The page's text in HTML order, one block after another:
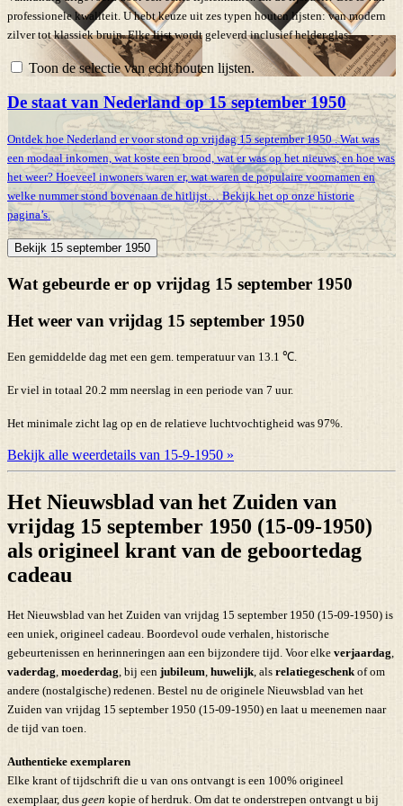
professionele kwaliteit. U hebt keuze uit zes typen houten lijsten: van modern
zilver tot klassiek bruin. Elke lijst wordt geleverd inclusief helder glas.
Toon de selectie van echt houten lijsten.
De staat van Nederland op 15 september 1950
Ontdek hoe Nederland er voor stond op vrijdag 15 september 1950 . Wat was
een modaal inkomen, wat koste een brood, wat er was op het nieuws, en hoe was
het weer? Hoeveel inwoners waren er, wat waren de populaire voornamen en
welke nummer stond bovenaan de hitlijst… Bekijk het op onze historie
pagina’s.
Bekijk 15 september 1950
Wat gebeurde er op vrijdag 15 september 1950
Het weer van vrijdag 15 september 1950
Een gemiddelde dag met een gem. temperatuur van 13.1 ℃.
Er viel in totaal 20.2 mm neerslag in een periode van 7 uur.
Het minimale zicht lag op en de relatieve luchtvochtigheid was 97%.
Bekijk alle weerdetails van 15-9-1950 »
Het Nieuwsblad van het Zuiden van
vrijdag 15 september 1950 (15-09-1950)
als origineel krant van de geboortedag
cadeau
Het Nieuwsblad van het Zuiden van vrijdag 15 september 1950 (15-09-1950) is
een uniek, origineel cadeau. Boordevol oude verhalen, historische
gebeurtenissen en herinneringen aan een bijzondere tijd. Voor elke verjaardag,
vaderdag, moederdag, bij een jubileum, huwelijk, als relatiegeschenkof om
andere (nostalgische) redenen. Bestel nu de originele Nieuwsblad van het
Zuiden van vrijdag 15 september 1950 (15-09-1950) en laat u meenemen naar
de tijd van toen.
Authentieke exemplaren
Elke krant of tijdschrift die u van ons ontvangt is een 100% origineel
exemplaar, dus geen kopie of herdruk. Om dat te onderstrepen ontvangt u bij